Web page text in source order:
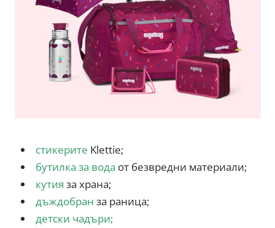
стикерите Klettie;
бутилка за вода от безвредни материали;
кутия за храна;
дъждобран за раница;
детски чадъри;